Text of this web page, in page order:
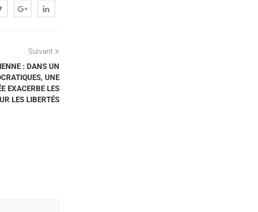
Suivant
: DANS UN
UNE
EXACERBE LES
LES LIBERTÉS